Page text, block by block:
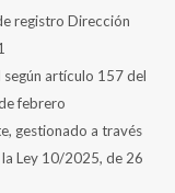
artículo 157 del
febrero
gestionado a través
Ley 10/2025, de 26
Seguros, S.A. |